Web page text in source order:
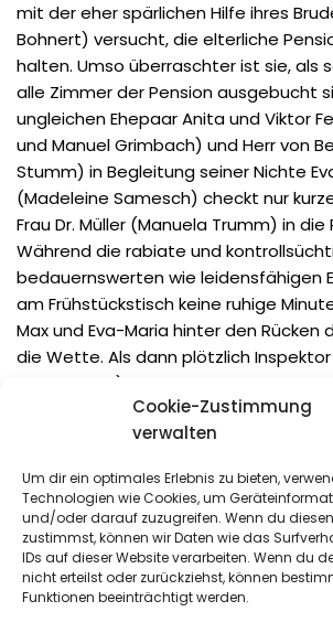
Cookie-Zustimmung
verwalten
Um dir ein optimales Erlebnis zu bieten,
Technologien wie Cookies, um
und/oder darauf zuzugreifen. Wenn du
zustimmst, können wir Daten wie das
IDs auf dieser Website verarbeiten. Wenn du
nicht erteilst oder zurückziehst, können
Funktionen beeinträchtigt werden.
mit der eher spärlichen Hilfe ihres
Bohnert) versucht, die elterliche
halten. Umso überraschter ist sie, als
alle Zimmer der Pension ausgebucht
ungleichen Ehepaar Anita und Viktor
und Manuel Grimbach) und Herr von
Stumm) in Begleitung seiner Nichte
(Madeleine Samesch) checkt nur
Frau Dr. Müller (Manuela Trumm) in die
Während die rabiate und
bedauernswerten wie leidensfähigen
am Frühstückstisch keine ruhige
Max und Eva-Maria hinter den Rücken
die Wette. Als dann plötzlich Inspektor
Quotschalla) im Raum steht und nach
gemeldeten Leiche fragt, scheint das
Schließlich haben weder die
angerufen. Die verschwundene Leiche
karikaturistischen Figuren, die viel zu
Probleme vertieft sind, als bei den
ernsthaft zu helfen, machen es dem
gerade einfacher. Doch trotz